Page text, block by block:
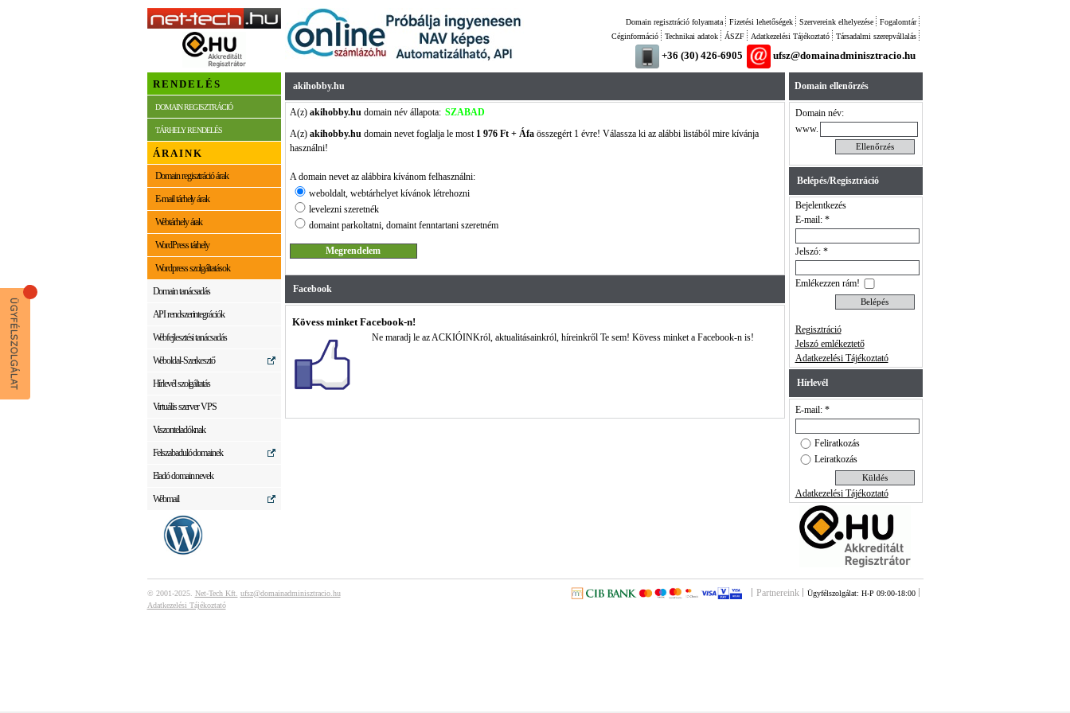
Fogalomtár
Szervereink elhelyezése
Fizetési lehetőségek
Domain regisztráció folyamata
Társadalmi szerepvállalás
Adatkezelési Tájékoztató
ÁSZF
Technikai adatok
Céginformáció
+36 (30) 426-6905 ufsz@domainadminisztracio.hu
RENDELÉS
DOMAIN REGISZTRÁCIÓ
TÁRHELY RENDELÉS
ÁRAINK
Domain regisztráció árak
E-mail tárhely árak
Webtárhely árak
WordPress tárhely
Wordpress szolgáltatások
Domain tanácsadás
API rendszerintegrációk
Webfejlesztési tanácsadás
Weboldal-Szerkesztő
Hírlevél szolgáltatás
Virtuális szerver VPS
Viszonteladóknak
Felszabaduló domainek
Eladó domain nevek
Webmail
akihobby.hu
A(z) akihobby.hudomain név állapota: SZABAD
A(z) akihobby.hudomain nevet foglalja le most 1 976 Ft + Áfaösszegért 1 évre! Válassza ki az alábbi listából mire kívánja
használni!
A domain nevet az alábbira kívánom felhasználni:
weboldalt, webtárhelyet kívánok létrehozni
levelezni szeretnék
domaint parkoltatni, domaint fenntartani szeretném
Facebook
Kövess minket Facebook-n!
Ne maradj le az ACKIÓINKról, aktualitásainkról, híreinkről Te sem! Kövess minket a Facebook-n is!
Domain ellenőrzés
Domain név:
www.
Belépés/Regisztráció
Bejelentkezés
E-mail: *
Jelszó: *
Emlékezzen rám!
Regisztráció
Jelszó emlékeztető
Adatkezelési Tájékoztató
Hírlevél
E-mail: *
Feliratkozás
Leiratkozás
Adatkezelési Tájékoztató
© 2001-2025. Net-Tech Kft. ufsz@domainadminisztracio.hu
Adatkezelési Tájékoztató
Partnereink Ügyfélszolgálat: H-P 09:00-18:00